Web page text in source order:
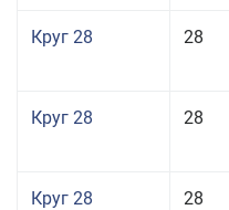
Круг 28 28
Круг 28 28
Круг 28 28